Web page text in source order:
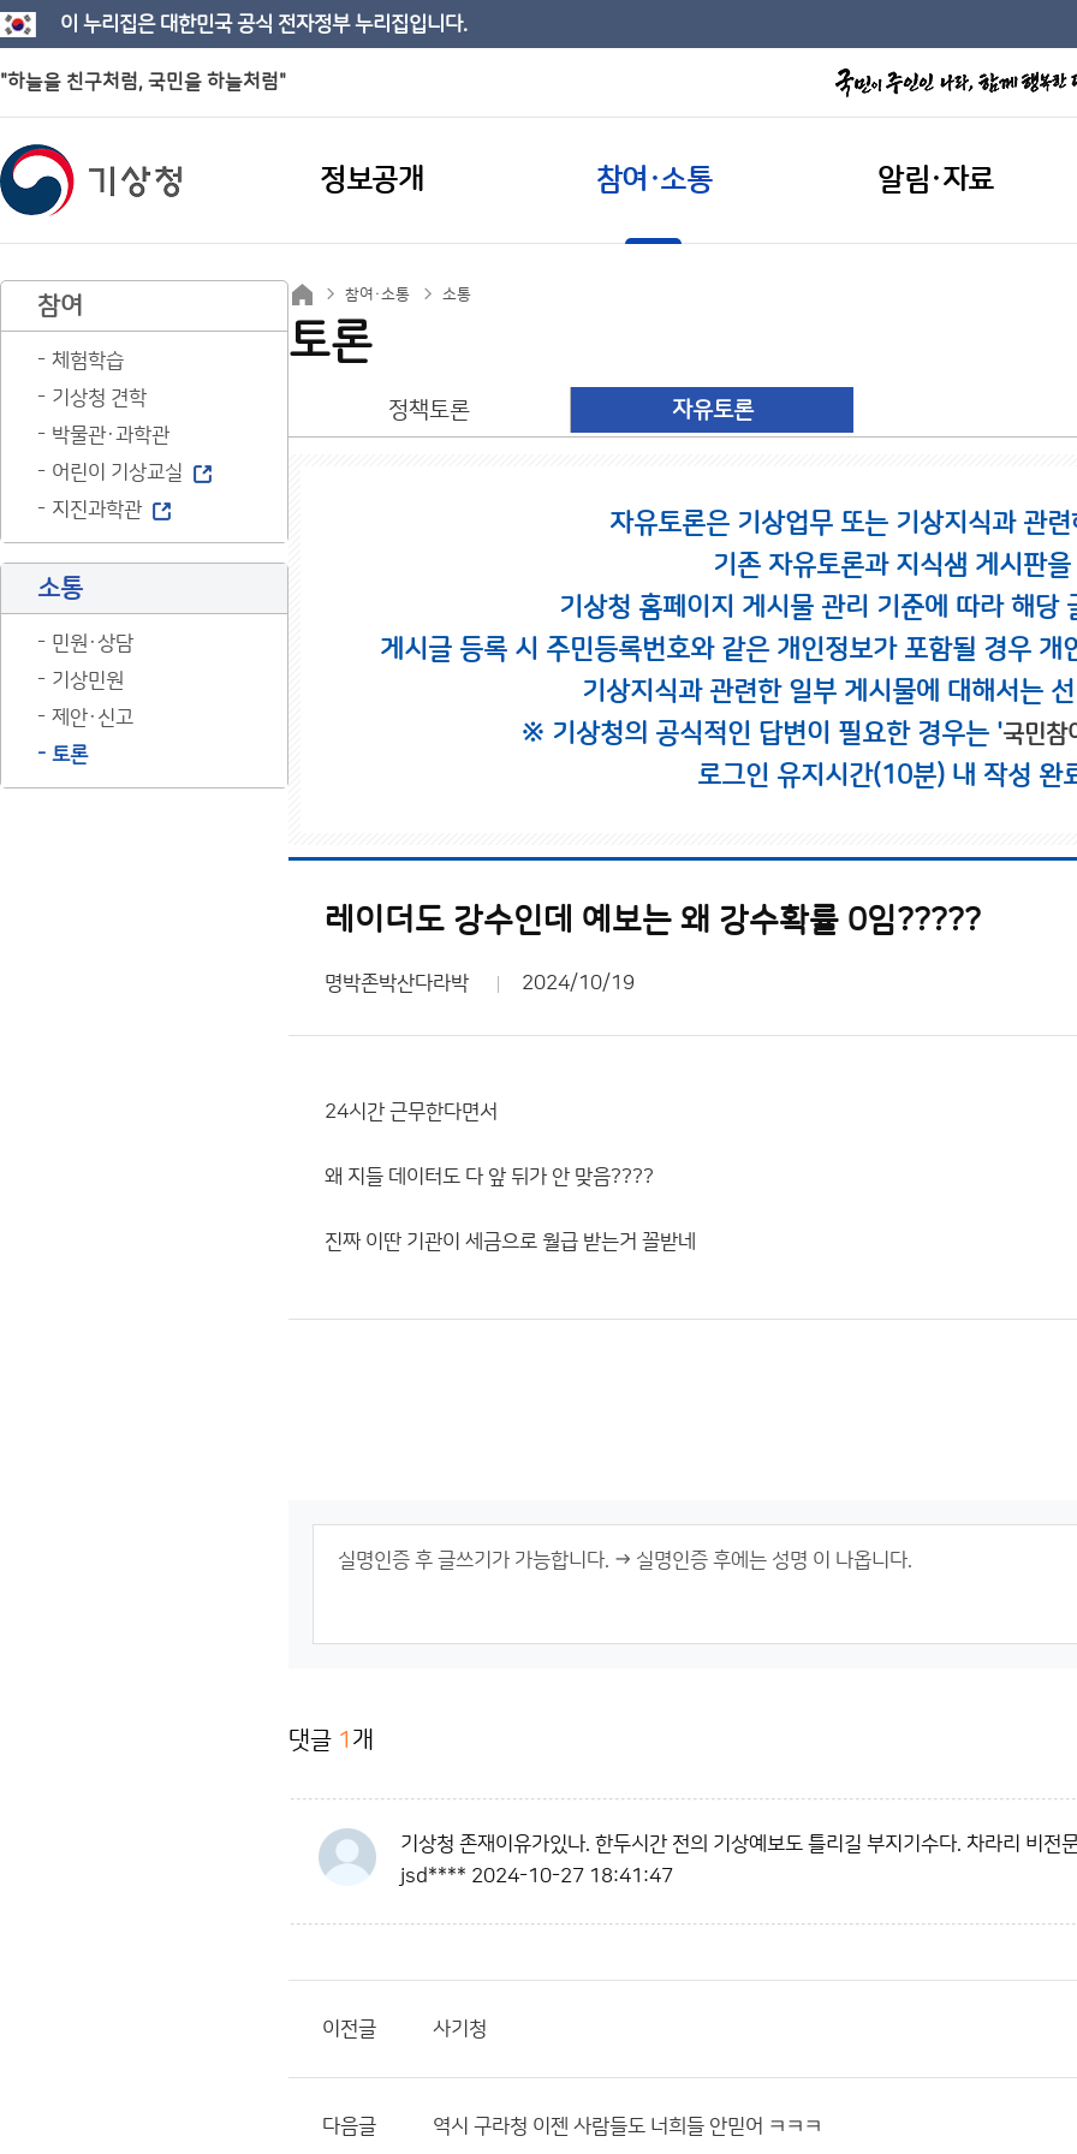
이 누리집은 대한민국 공식 전자정부 누리집입니다.
"하늘을 친구처럼, 국민을 하늘처럼"
정보공개 참여·소통 알림·자료
참여
체험학습
기상청 견학
박물관·과학관
어린이 기상교실
지진과학관
소통
민원·상담
기상민원
제안·신고
토론
참여·소통 소통
토론
정책토론 자유토론
자유토론은 기상업무 또는 기상지식과 관
기존 자유토론과 지식샘 게시판
기상청 홈페이지 게시물 관리 기준에 따라 해당
게시글 등록 시 주민등록번호와 같은 개인정보가 포함될 경우
기상지식과 관련한 일부 게시물에 대해서는
※ 기상청의 공식적인 답변이 필요한 경우는 '국민참
로그인 유지시간(10분) 내 작성 완
레이더도 강수인데 예보는 왜 강수확률 0임?????
명박존박산다라박 2024/10/19
24시간 근무한다면서
왜 지들 데이터도 다 앞 뒤가 안 맞음????
진짜 이딴 기관이 세금으로 월급 받는거 꼴받네
댓글 1 개
기상청 존재이유가있나. 한두시간 전의 기상예보도 틀리길 부지기수다. 차라리 비전
jsd**** 2024-10-27 18:41:47
이전글 사기청
다음글 역시 구라청 이젠 사람들도 너희들 안믿어 ㅋㅋㅋ